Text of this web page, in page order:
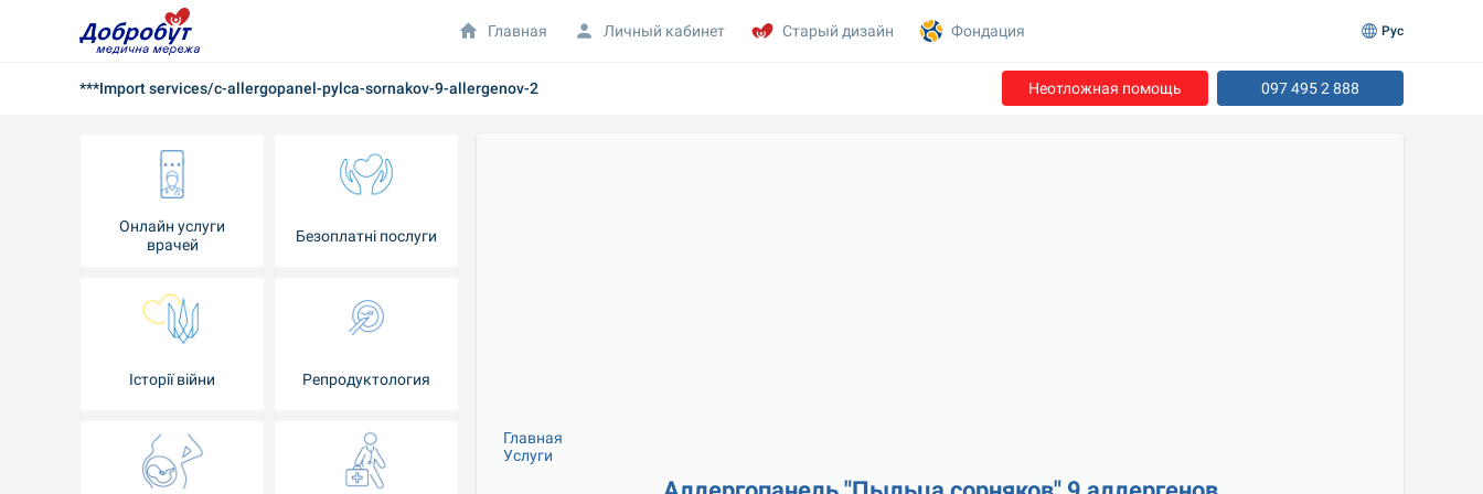
***Import services/c-allergopanel-pylca-sornakov-9-allergenov-2 Неотложная помощь 097 495 2 888
Онлайн услуги
врачей
Безоплатні послуги
Iсторії війни Репродуктология
Главная
Услуги
Главная Личный кабинет Старый дизайн Фондация Рус